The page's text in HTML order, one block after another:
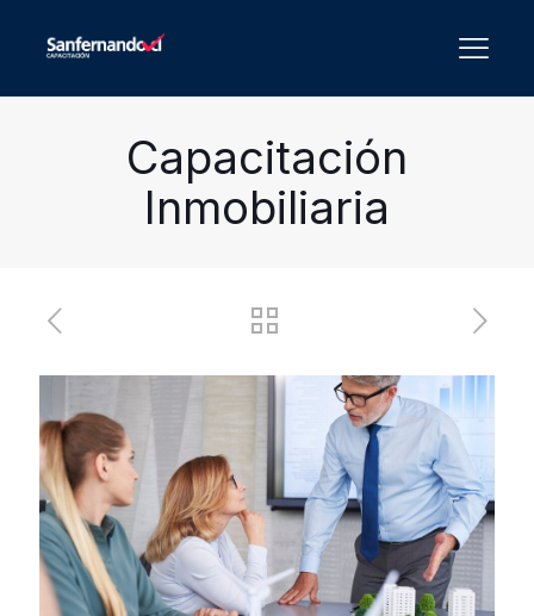
Capacitación
Inmobiliaria